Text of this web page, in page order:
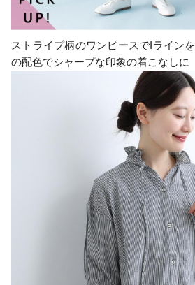
ストライプ柄のワンピースでIライン
の配色でシャープな印象の着こなしに